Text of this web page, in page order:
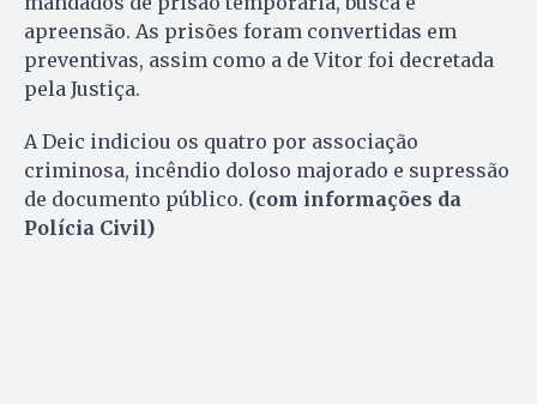
apreensão. As prisões foram convertidas em
preventivas, assim como a de Vitor foi decretada
pela Justiça.
A Deic indiciou os quatro por associação
criminosa, incêndio doloso majorado e supressão
de documento público. (com informações da
Polícia Civil)